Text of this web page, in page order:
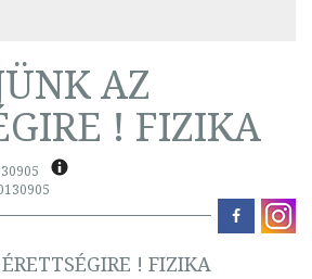
AZ
! FIZIKA
! FIZIKA